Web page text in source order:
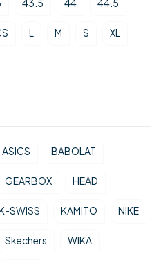
43.5 44 44.5
L M S XL
ASICS BABOLAT
GEARBOX HEAD
SWISS KAMITO NIKE
Skechers WIKA